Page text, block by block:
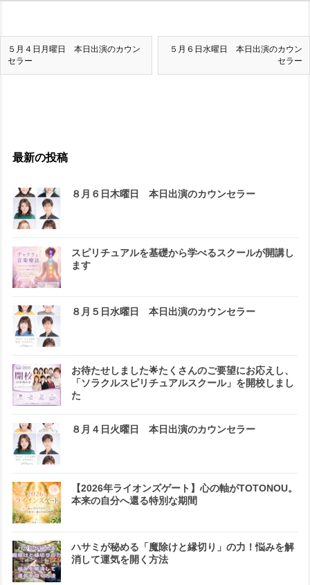
５月４日月曜日 本日出演のカウン
セラー
５月６日水曜日 本日出演のカウン
セラー
最新の投稿
８月６日木曜日 本日出演のカウンセラー
スピリチュアルを基礎から学べるスクールが開講し
ます
８月５日水曜日 本日出演のカウンセラー
お待たせしました🌟たくさんのご要望にお応えし、
「ソラクルスピリチュアルスクール」を開校しまし
た
８月４日火曜日 本日出演のカウンセラー
【2026年ライオンズゲート】心の軸がTOTONOU。
本来の自分へ還る特別な期間
ハサミが秘める「魔除けと縁切り」の力！悩みを解
消して運気を開く方法